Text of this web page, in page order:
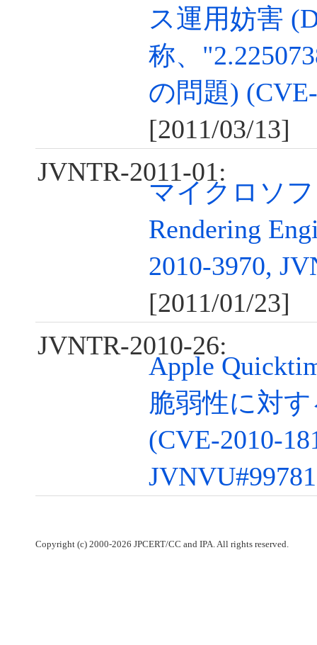
ス運用妨害
称、
の問題)
[2011/03/13]
JVNTR-2011-01:
マイクロソフ
Rendering
2010-3970,
[2011/01/23]
JVNTR-2010-26:
Apple
脆弱性に対
(CVE-2010-
Copyright (c) 2000-2026 JPCERT/CC and IPA. All rights reserved.